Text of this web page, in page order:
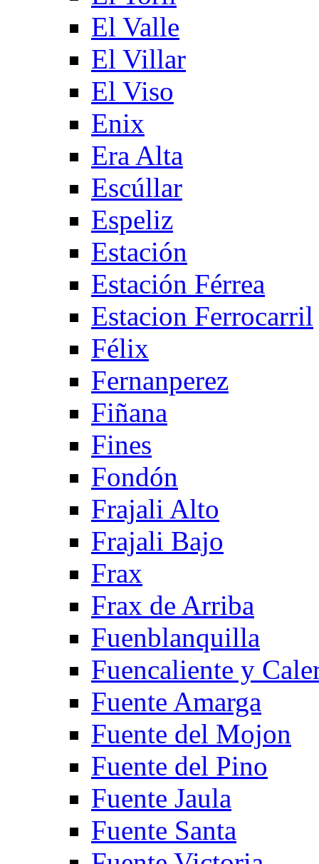
El Valle
El Villar
El Viso
Enix
Era Alta
Escúllar
Espeliz
Estación
Estación Férrea
Estacion Ferrocarril
Félix
Fernanperez
Fiñana
Fines
Fondón
Frajali Alto
Frajali Bajo
Frax
Frax de Arriba
Fuenblanquilla
Fuencaliente y
Fuente Amarga
Fuente del Mojon
Fuente del Pino
Fuente Jaula
Fuente Santa